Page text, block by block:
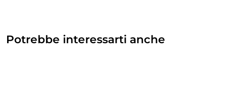
Potrebbe interessarti anche